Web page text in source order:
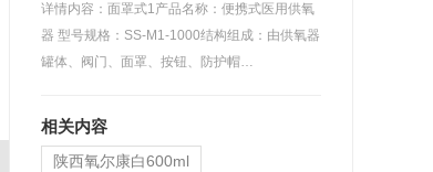
详情内容：面罩式1产品名称：便携式医用供氧
器 型号规格：SS-M1-1000结构组成：由供氧器
罐体、阀门、面罩、按钮、防护帽…
相关内容
陕西氧尔康白600ml